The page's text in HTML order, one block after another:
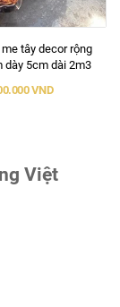
tây decor rộng
dày 5cm dài 2m3
VND
Việt